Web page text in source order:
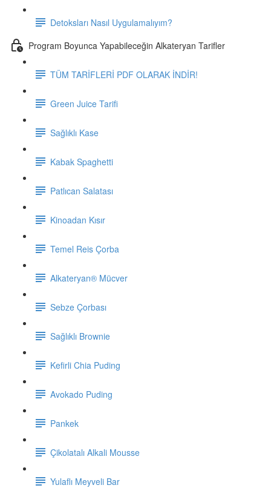
Detoksları Nasıl Uygulamalıyım?
Program Boyunca Yapabileceğin Alkateryan Tarifler
TÜM TARİFLERİ PDF OLARAK İNDİR!
Green Juice Tarifi
Sağlıklı Kase
Kabak Spaghetti
Patlıcan Salatası
Kinoadan Kısır
Temel Reis Çorba
Alkateryan® Mücver
Sebze Çorbası
Sağlıklı Brownie
Kefirli Chia Puding
Avokado Puding
Pankek
Çikolatalı Alkali Mousse
Yulaflı Meyveli Bar